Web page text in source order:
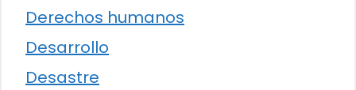
Derechos humanos
Desarrollo
Desastre